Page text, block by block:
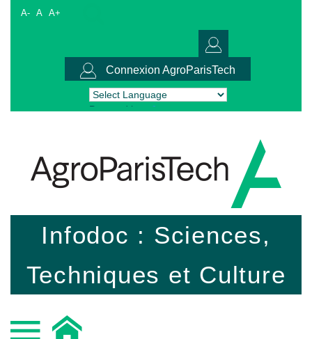
A- A A+
Connexion AgroParisTech
Powered by Translate
Infodoc : Sciences,
Techniques et Culture